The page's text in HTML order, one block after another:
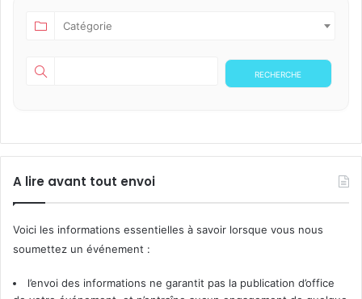
Catégorie
A lire avant tout envoi
Voici les informations essentielles à savoir lorsque vous nous
soumettez un événement :
l’envoi des informations ne garantit pas la publication d’office